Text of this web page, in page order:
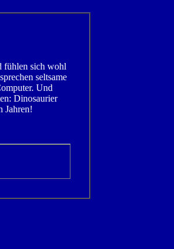
fühlen sich wohl
seltsame
Und
Dinosaurier
Jahren!